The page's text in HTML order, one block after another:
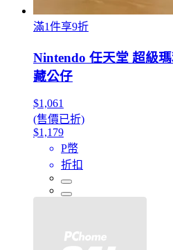
滿1件享9折
Nintendo 任天堂 超級
藏公仔
$1,061
(售價已折)
$1,179
P幣
折扣